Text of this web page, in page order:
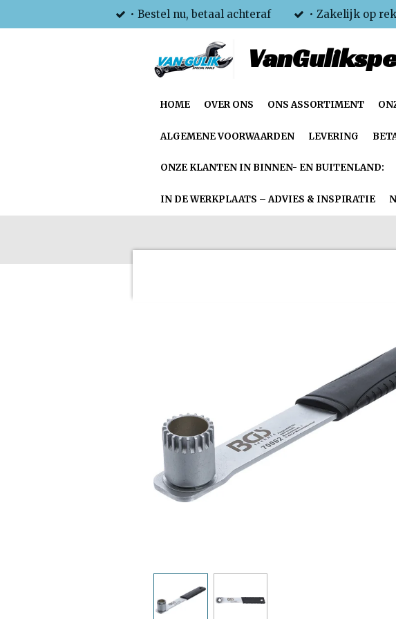
direct
• Bestel nu, betaal achteraf • Zakelijk op
HOME OVER ONS ONS ASSORTIMENT
ALGEMENE VOORWAARDEN LEVERING
ONZE KLANTEN IN BINNEN- EN BUITENLAND:
IN DE WERKPLAATS – ADVIES & INSPIRATIE